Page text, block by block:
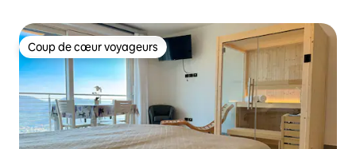
Coup de cœur voyageurs
Coup de cœur voyageurs